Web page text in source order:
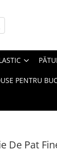
PENTRU
De Pat